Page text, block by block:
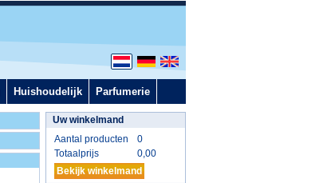
Huishoudelijk Parfumerie
Uw winkelmand
Aantal producten
0
Totaalprijs
0,00
Bekijk winkelmand